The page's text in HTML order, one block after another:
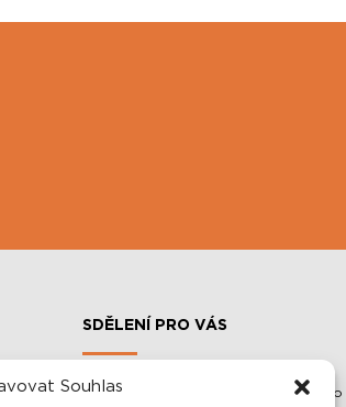
Souhlas
A
SDĚLENÍ PRO VÁS
Vážení zákazníci, veškeré informace o